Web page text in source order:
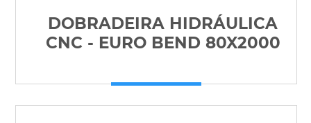
DOBRADEIRA HIDRÁULICA
CNC - EURO BEND 80X2000